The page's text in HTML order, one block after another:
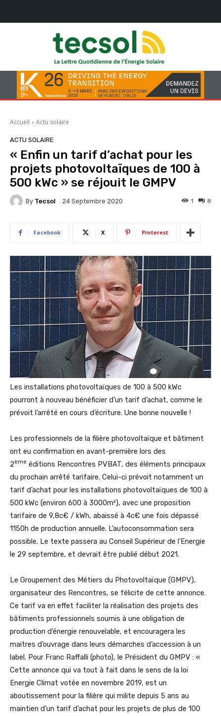
Accueil Actu solaire
ACTU SOLAIRE
« Enfin un tarif d’achat pour les
projets photovoltaïques de 100 à
500 kWc » se réjouit le GMPV
By Tecsol 24 Septembre 2020 8
1
Facebook X Pinterest
Les installations photovoltaïques de 100 à 500 kWc
pourront à nouveau bénéficier d’un tarif d’achat, comme le
prévoit l’arrêté en cours d’écriture. Une bonne nouvelle !
Les professionnels de la filière photovoltaïque et bâtiment
ont eu confirmation en avant-première lors des
2ème éditions Rencontres PVBAT, des éléments principaux
du prochain arrêté tarifaire. Celui-ci prévoit notamment un
tarif d’achat pour les installations photovoltaïques de 100 à
500 kWc (environ 600 à 3000m²), avec une proposition
tarifaire de 9,8c€ / kWh, abaissé à 4c€ une fois dépassé
1150h de production annuelle. L’autoconsommation sera
possible. Le texte passera au Conseil Supérieur de l’Energie
le 29 septembre, et devrait être publié début 2021.
Le Groupement des Métiers du Photovoltaïque (GMPV),
organisateur des Rencontres, se félicite de cette annonce.
Ce tarif va en effet faciliter la réalisation des projets des
bâtiments professionnels soumis à une obligation de
production d’énergie renouvelable, et encouragera les
maitres d’ouvrage dans leurs démarches d’accession à un
label. Pour Franc Raffalli (photo), le Président du GMPV : «
Cette annonce qui va tout à fait dans le sens de la loi
Energie Climat votée en novembre 2019, est un
aboutissement pour la filière qui milite depuis 5 ans au
maintien d’un tarif d’achat pour les projets de plus de 100